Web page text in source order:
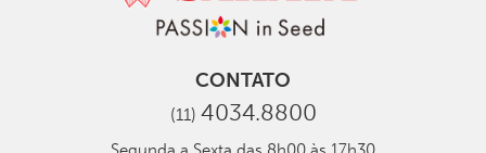
CONTATO
(11) 4034.8800